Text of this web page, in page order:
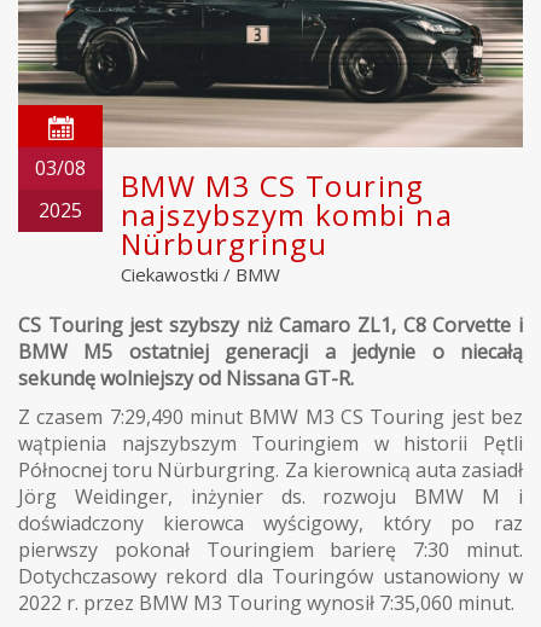
03/08
2025
BMW M3 CS Touring
najszybszym kombi na
Nürburgringu
Ciekawostki / BMW
CS Touring jest szybszy niż Camaro ZL1, C8 Corvette i
BMW M5 ostatniej generacji a jedynie o niecałą
sekundę wolniejszy od Nissana GT-R.
Z czasem 7:29,490 minut BMW M3 CS Touring jest bez
wątpienia najszybszym Touringiem w historii Pętli
Północnej toru Nürburgring. Za kierownicą auta zasiadł
Jörg Weidinger, inżynier ds. rozwoju BMW M i
doświadczony kierowca wyścigowy, który po raz
pierwszy pokonał Touringiem barierę 7:30 minut.
Dotychczasowy rekord dla Touringów ustanowiony w
2022 r. przez BMW M3 Touring wynosił 7:35,060 minut.